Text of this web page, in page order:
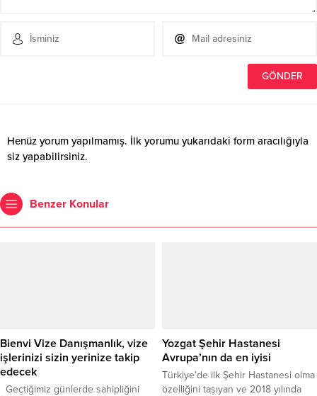
Henüz yorum yapılmamış. İlk yorumu yukarıdaki form aracılığıyla
siz yapabilirsiniz.
Benzer Konular
Bienvi Vize Danışmanlık, vize
işlerinizi sizin yerinize takip
edecek
Geçtiğimiz günlerde sahipliğini
Yozgat Şehir Hastanesi
Avrupa’nın da en iyisi
Türkiye’de ilk Şehir Hastanesi olma
özelliğini taşıyan ve 2018 yılında